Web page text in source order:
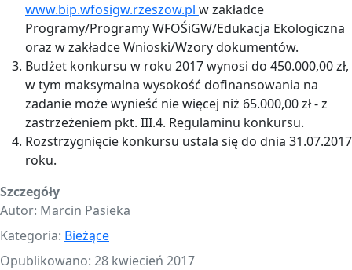
www.bip.wfosigw.rzeszow.pl w zakładce
Programy/Programy WFOŚiGW/Edukacja Ekologiczna
oraz w zakładce Wnioski/Wzory dokumentów.
Budżet konkursu w roku 2017 wynosi do 450.000,00 zł,
w tym maksymalna wysokość dofinansowania na
zadanie może wynieść nie więcej niż 65.000,00 zł - z
zastrzeżeniem pkt. III.4. Regulaminu konkursu.
Rozstrzygnięcie konkursu ustala się do dnia 31.07.2017
roku.
Szczegóły
Autor: Marcin Pasieka
Kategoria: Bieżące
Opublikowano: 28 kwiecień 2017